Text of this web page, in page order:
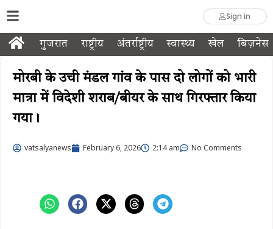
Sign in
गुजरात राष्ट्रीय अंतर्राष्ट्रीय स्वास्थ्य खेल बिज़नेस
मोरबी के उची मंडल गांव के पास दो लोगों को भारी
मात्रा में विदेशी शराब/बीयर के साथ गिरफ्तार किया
गया।
vatsalyanews February 6, 2026 2:14 am No Comments